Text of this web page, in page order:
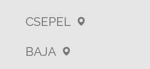
CSEPEL
BAJA